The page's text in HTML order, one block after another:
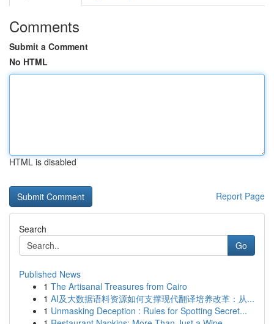
Comments
Submit a Comment
No HTML
HTML is disabled
Report Page
Search
Go
Published News
1 The Artisanal Treasures from Cairo
1 AI及大数据语料资源如何支撑现代翻译培养改革：从...
1 Unmasking Deception : Rules for Spotting Secret...